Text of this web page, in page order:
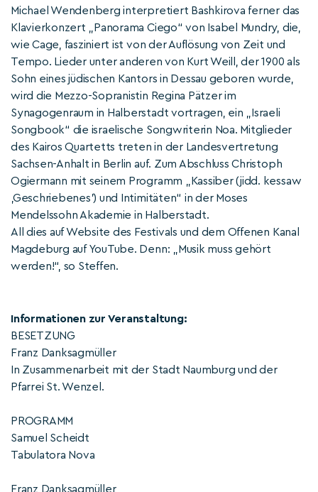
Michael Wendenberg interpretiert Bashkirova ferner das
Klavierkonzert „Panorama Ciego“ von Isabel Mundry, die,
wie Cage, fasziniert ist von der Auflösung von Zeit und
Tempo. Lieder unter anderen von Kurt Weill, der 1900 als
Sohn eines jüdischen Kantors in Dessau geboren wurde,
wird die Mezzo-Sopranistin Regina Pätzer im
Synagogenraum in Halberstadt vortragen, ein „Israeli
Songbook“ die israelische Songwriterin Noa. Mitglieder
des Kairos Quartetts treten in der Landesvertretung
Sachsen-Anhalt in Berlin auf. Zum Abschluss Christoph
Ogiermann mit seinem Programm „Kassiber (jidd. kessaw
‚Geschriebenes’) und Intimitäten“ in der Moses
Mendelssohn Akademie in Halberstadt.
All dies auf Website des Festivals und dem Offenen Kanal
Magdeburg auf YouTube. Denn: „Musik muss gehört
werden!“, so Steffen.
Informationen zur Veranstaltung:
BESETZUNG
Franz Danksagmüller
In Zusammenarbeit mit der Stadt Naumburg und der
Pfarrei St. Wenzel.
PROGRAMM
Samuel Scheidt
Tabulatora Nova
Franz Danksagmüller